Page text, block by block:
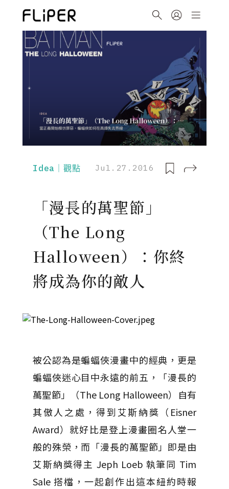
Idea｜觀點 Jul.27.2016
「漫長的萬聖節」
（The Long
Halloween）：你終
將成為你的敵人
被公認為是蝙蝠俠漫畫中的經典，更是
蝙蝠俠迷心目中永遠的前五，「漫長的
萬聖節」（The Long Halloween）自有
其傲人之處，得到艾斯納獎（Eisner
Award）就好比是登上漫畫圈名人堂一
般的殊榮，而「漫長的萬聖節」即是由
艾斯納獎得主 Jeph Loeb 執筆同 Tim
Sale 搭檔，一起創作出這本紐約時報